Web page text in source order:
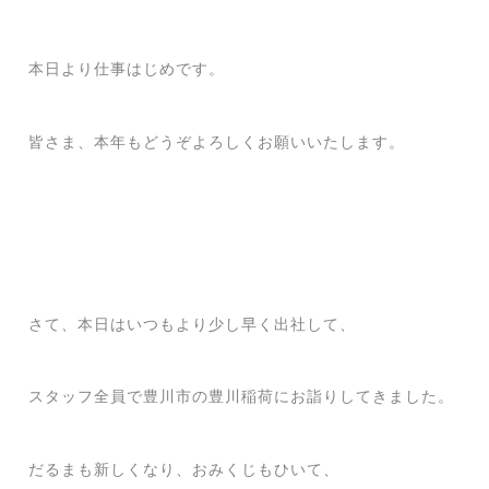
本日より仕事はじめです。
皆さま、本年もどうぞよろしくお願いいたします。
さて、本日はいつもより少し早く出社して、
スタッフ全員で豊川市の豊川稲荷にお詣りしてきました。
だるまも新しくなり、おみくじもひいて、